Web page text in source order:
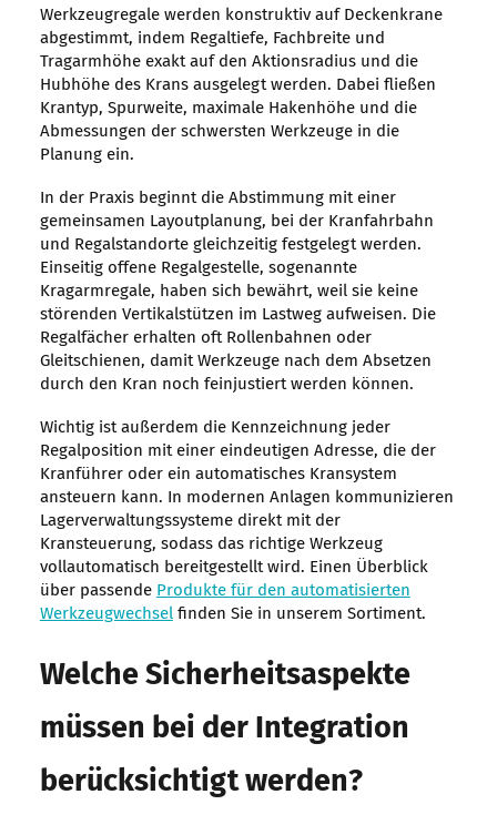
Werkzeugregale werden konstruktiv auf Deckenkrane
abgestimmt, indem Regaltiefe, Fachbreite und
Tragarmhöhe exakt auf den Aktionsradius und die
Hubhöhe des Krans ausgelegt werden. Dabei fließen
Krantyp, Spurweite, maximale Hakenhöhe und die
Abmessungen der schwersten Werkzeuge in die
Planung ein.
In der Praxis beginnt die Abstimmung mit einer
gemeinsamen Layoutplanung, bei der Kranfahrbahn
und Regalstandorte gleichzeitig festgelegt werden.
Einseitig offene Regalgestelle, sogenannte
Kragarmregale, haben sich bewährt, weil sie keine
störenden Vertikalstützen im Lastweg aufweisen. Die
Regalfächer erhalten oft Rollenbahnen oder
Gleitschienen, damit Werkzeuge nach dem Absetzen
durch den Kran noch feinjustiert werden können.
Wichtig ist außerdem die Kennzeichnung jeder
Regalposition mit einer eindeutigen Adresse, die der
Kranführer oder ein automatisches Kransystem
ansteuern kann. In modernen Anlagen kommunizieren
Lagerverwaltungssysteme direkt mit der
Kransteuerung, sodass das richtige Werkzeug
vollautomatisch bereitgestellt wird. Einen Überblick
über passende Produkte für den automatisierten
Werkzeugwechselfinden Sie in unserem Sortiment.
Welche Sicherheitsaspekte
müssen bei der Integration
berücksichtigt werden?